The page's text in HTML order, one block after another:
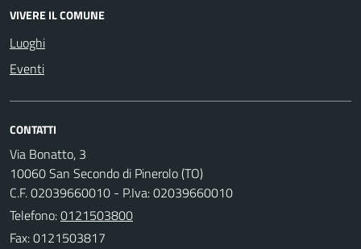
VIVERE IL COMUNE
Luoghi
Eventi
CONTATTI
Via Bonatto, 3
10060 San Secondo di Pinerolo (TO)
C.F. 02039660010 - P.Iva: 02039660010
Telefono:0121503800
Fax: 0121503817